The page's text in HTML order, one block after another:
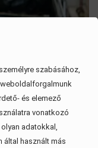
szabásához,
és elemező
vonatkozó
adatokkal,
által használt más
a fejünket